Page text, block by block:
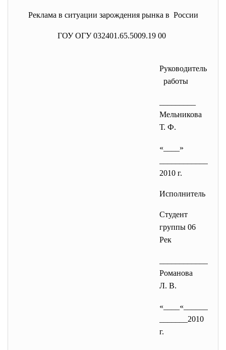
Реклама в ситуации зарождения рынка в России
ГОУ ОГУ 032401.65.5009.19 00
Руководитель
работы
Мельникова
Т. Ф.
«____»
2010 г.
Исполнитель
Студент
группы 06
Рек
Романова
Л. В.
«____«______
_______2010
г.